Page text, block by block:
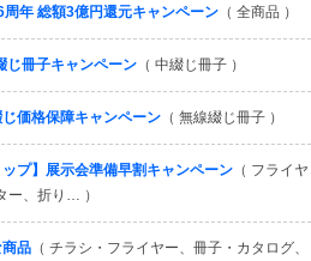
周年 総額3億円還元キャンペーン （ 全商品 ）
じ冊子キャンペーン （ 中綴じ冊子 ）
じ価格保障キャンペーン （ 無線綴じ冊子 ）
ップ】展示会準備早割キャンペーン （ フライヤ
ー、折り… ）
商品 （ チラシ・フライヤー、冊子・カタログ、